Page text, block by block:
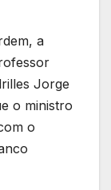
a
Jorge
o ministro
o